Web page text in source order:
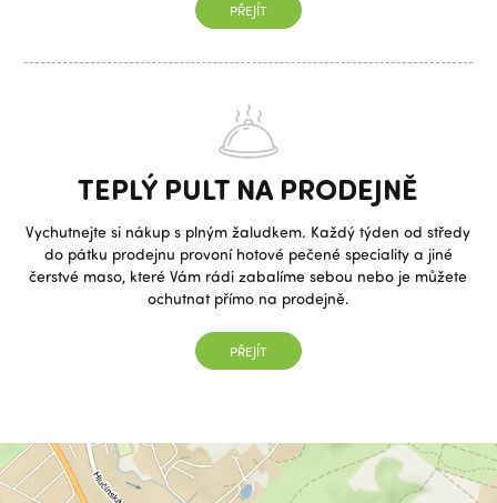
PŘEJÍT
TEPLÝ PULT NA PRODEJNĚ
Vychutnejte si nákup s plným žaludkem. Každý týden od středy
do pátku prodejnu provoní hotové pečené speciality a jiné
čerstvé maso, které Vám rádi zabalíme sebou nebo je můžete
ochutnat přímo na prodejně.
PŘEJÍT